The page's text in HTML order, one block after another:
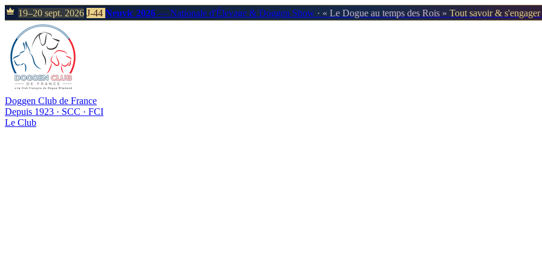
19–20 sept. 2026 J-44 Neuvic 2026 — Nationale d'Élevage & Doggen Show · « Le Dogue au temps des Rois » Tout savoir &
Doggen Club de France
Depuis 1923 · SCC · FCI
Le Club